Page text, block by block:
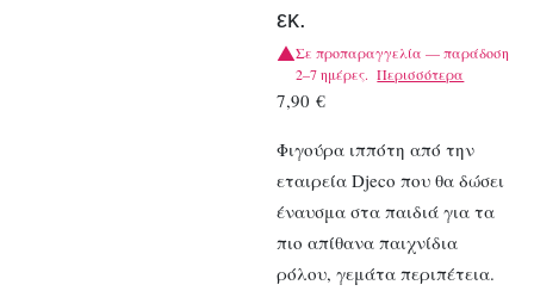
εκ.
Σε προπαραγγελία — παράδοση
2–7 ημέρες. Περισσότερα
7,90€
Φιγούρα ιππότη από την
εταιρεία Djeco που θα δώσει
έναυσμα στα παιδιά για τα
πιο απίθανα παιχνίδια
ρόλου, γεμάτα περιπέτεια.